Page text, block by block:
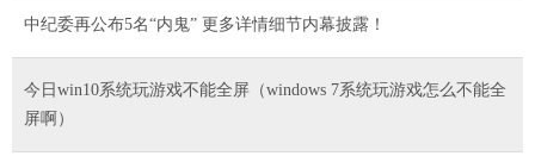
中纪委再公布5名“内鬼” 更多详情细节内幕披露！
今日win10系统玩游戏不能全屏（windows 7系统玩游戏怎么不能全
屏啊）